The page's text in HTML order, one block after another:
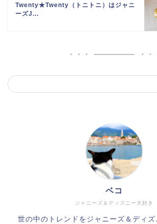
Twenty★Twenty（トニトニ）はジャニ
ーズJ...
ジャニーズ＆ディズニー大好き
ベコ
世の中のトレンドをジャニーズ＆ディ